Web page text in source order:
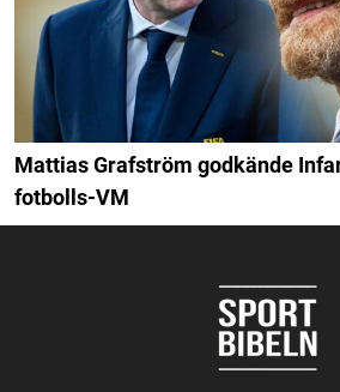
Mattias Grafström godkände
fotbolls-VM